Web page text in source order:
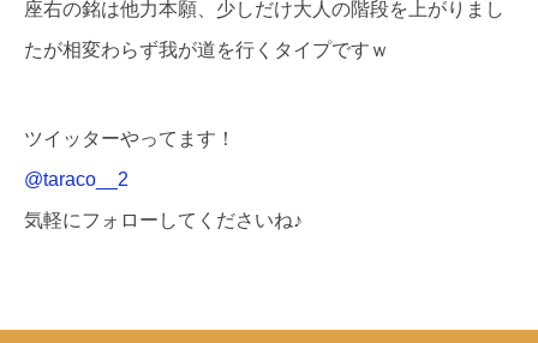
座右の銘は他力本願、少しだけ大人の階段を上がりまし
たが相変わらず我が道を行くタイプですｗ
ツイッターやってます！
@taraco__2
気軽にフォローしてくださいね♪